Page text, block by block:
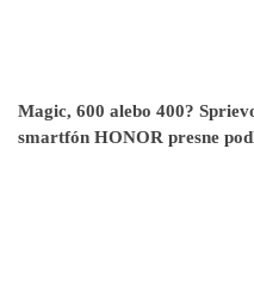
Magic, 600 alebo 400?
smartfón HONOR presne